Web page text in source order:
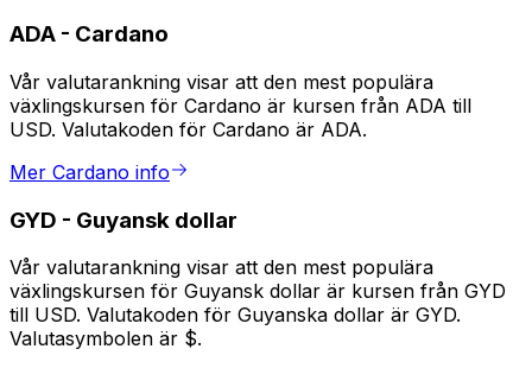
ADA - Cardano
Vår valutarankning visar att den mest populära
växlingskursen för Cardano är kursen från ADA till
USD. Valutakoden för Cardano är ADA.
Mer Cardano info
GYD - Guyansk dollar
Vår valutarankning visar att den mest populära
växlingskursen för Guyansk dollar är kursen från GYD
till USD. Valutakoden för Guyanska dollar är GYD.
Valutasymbolen är $.